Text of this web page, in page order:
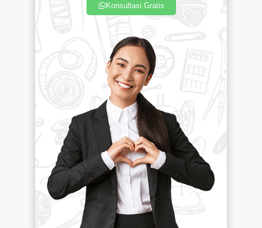
Konsultasi Gratis